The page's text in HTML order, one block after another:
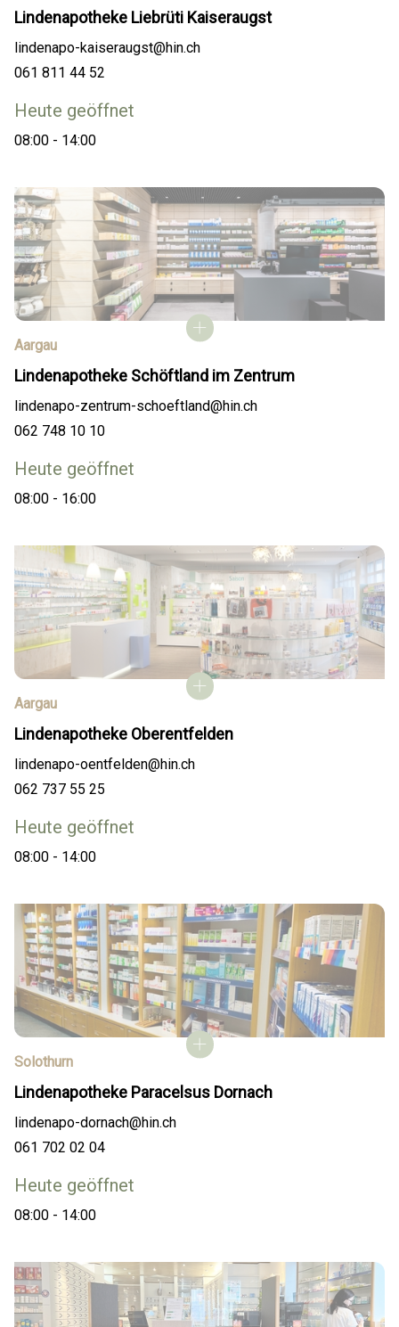
Lindenapotheke Liebrüti Kaiseraugst
lindenapo-kaiseraugst@hin.ch
061 811 44 52
Heute geöffnet
08:00 - 14:00
Aargau
Lindenapotheke Schöftland im Zentrum
lindenapo-zentrum-schoeftland@hin.ch
062 748 10 10
Heute geöffnet
08:00 - 16:00
Aargau
Lindenapotheke Oberentfelden
lindenapo-oentfelden@hin.ch
062 737 55 25
Heute geöffnet
08:00 - 14:00
Solothurn
Lindenapotheke Paracelsus Dornach
lindenapo-dornach@hin.ch
061 702 02 04
Heute geöffnet
08:00 - 14:00